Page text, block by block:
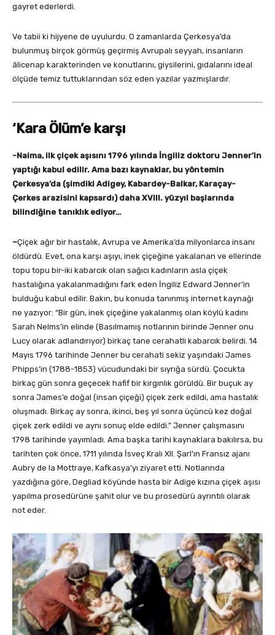
gayret ederlerdi.
Ve tabii ki hijyene de uyulurdu. O zamanlarda Çerkesya’da
bulunmuş birçok görmüş geçirmiş Avrupalı seyyah, insanların
âlicenap karakterinden ve konutlarını, giysilerini, gıdalarını ideal
ölçüde temiz tuttuklarından söz eden yazılar yazmışlardır.
‘Kara Ölüm’e karşı
-Naima, ilk çiçek aşısını 1796 yılında İngiliz doktoru Jenner’in
yaptığı kabul edilir. Ama bazı kaynaklar, bu yöntemin
Çerkesya’da (şimdiki Adigey, Kabardey-Balkar, Karaçay-
Çerkes arazisini kapsardı) daha XVIII. yüzyıl başlarında
bilindiğine tanıklık ediyor…
–Çiçek ağır bir hastalık, Avrupa ve Amerika’da milyonlarca insanı
öldürdü. Evet, ona karşı aşıyı, inek çiçeğine yakalanan ve ellerinde
topu topu bir-iki kabarcık olan sağıcı kadınların asla çiçek
hastalığına yakalanmadığını fark eden İngiliz Edward Jenner’in
bulduğu kabul edilir. Bakın, bu konuda tanınmış internet kaynağı
ne yazıyor: “Bir gün, inek çiçeğine yakalanmış olan köylü kadını
Sarah Nelms’in elinde (Basılmamış notlarının birinde Jenner onu
Lucy olarak adlandırıyor) birkaç tane cerahatli kabarcık belirdi. 14
Mayıs 1796 tarihinde Jenner bu cerahati sekiz yaşındaki James
Phipps’in (1788-1853) vücudundaki bir sıyrığa sürdü. Çocukta
birkaç gün sonra geçecek hafif bir kırgınlık görüldü. Bir buçuk ay
sonra James’e doğal (insan çiçeği) çiçek zerk edildi, ama hastalık
oluşmadı. Birkaç ay sonra, ikinci, beş yıl sonra üçüncü kez doğal
çiçek zerk edildi ve aynı sonuç elde edildi.” Jenner çalışmasını
1798 tarihinde yayımladı. Ama başka tarihi kaynaklara bakılırsa, bu
tarihten çok önce, 1711 yılında İsveç Kralı XII. Şarl’ın Fransız ajanı
Aubry de la Mottraye, Kafkasya’yı ziyaret etti. Notlarında
yazdığına göre, Degliad köyünde hasta bir Adige kızına çiçek aşısı
yapılma prosedürüne şahit olur ve bu prosedürü ayrıntılı olarak
not eder.